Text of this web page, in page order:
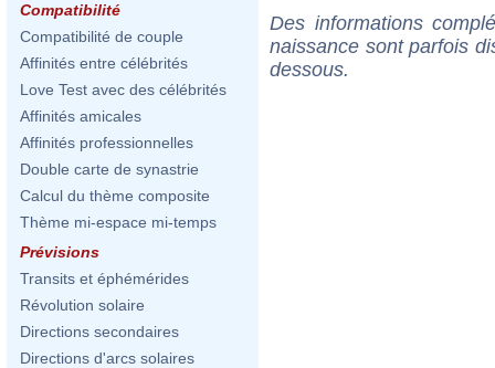
Compatibilité
Compatibilité de couple
Affinités entre célébrités
Love Test avec des célébrités
Affinités amicales
Affinités professionnelles
Double carte de synastrie
Calcul du thème composite
Thème mi-espace mi-temps
Prévisions
Transits et éphémérides
Révolution solaire
Directions secondaires
Directions d'arcs solaires
Des informations
naissance sont parfois
dessous.